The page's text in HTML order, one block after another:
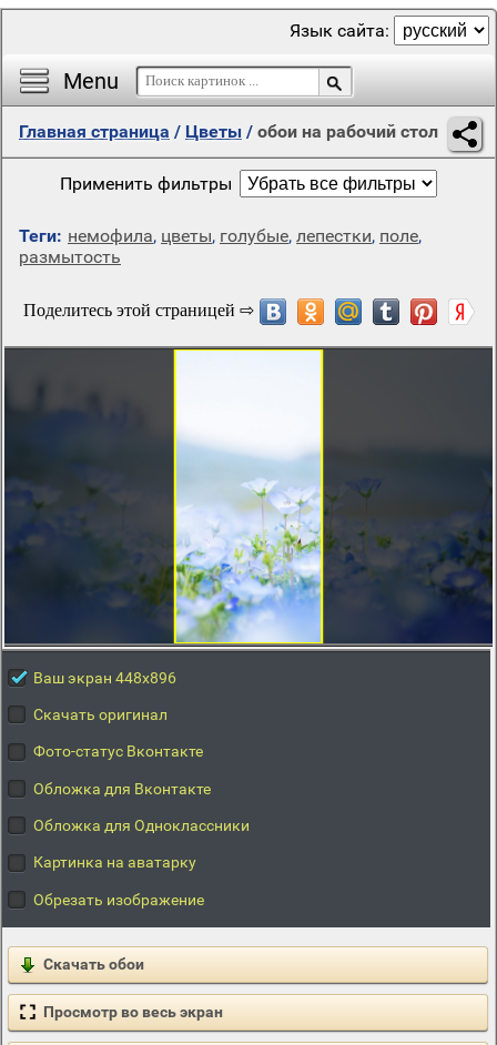
Menu
Язык сайта:
Главная страница / Цветы / обои на рабочий стол
Применить фильтры
Теги: немофила, цветы, голубые, лепестки, поле,
размытость
Ваш экран 448x896
Скачать оригинал
Фото-статус Вконтакте
Обложка для Вконтакте
Обложка для Одноклассники
Картинка на аватарку
Обрезать изображение
Скачать обои
Просмотр во весь экран